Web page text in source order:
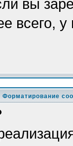
вы
всего,
Форматирование